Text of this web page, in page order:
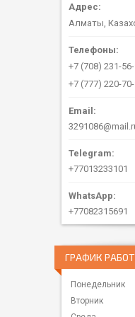
Алматы,
+7 (708) 231-56-
+7 (777) 220-70-
+77013233101
+77082315691
ГРАФИК
Понедельник
Вторник